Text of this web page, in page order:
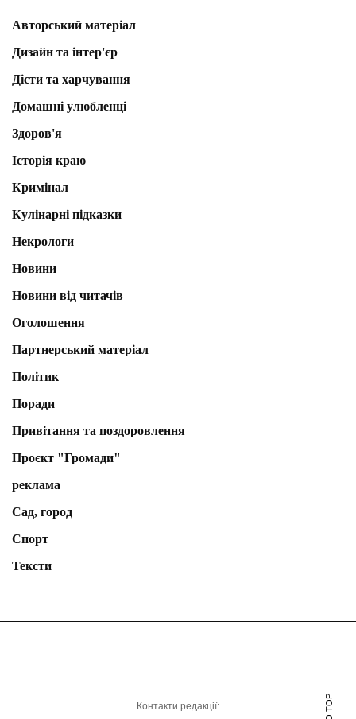
Авторський матеріал
Дизайн та інтер'єр
Дієти та харчування
Домашні улюбленці
Здоров'я
Історія краю
Кримінал
Кулінарні підказки
Некрологи
Новини
Новини від читачів
Оголошення
Партнерський матеріал
Політик
Поради
Привітання та поздоровлення
Проєкт "Громади"
реклама
Сад, город
Спорт
Тексти
Контакти редакції: